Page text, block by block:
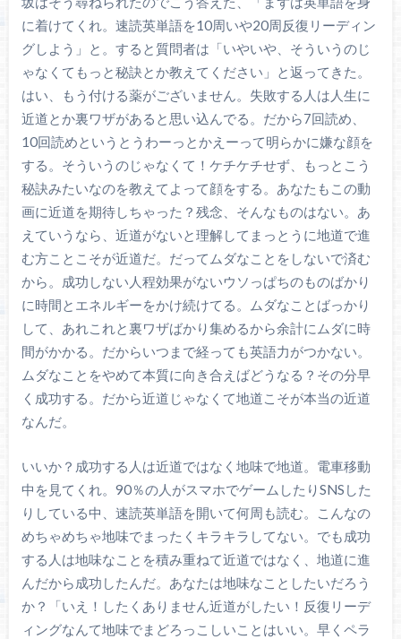
に着けてくれ。速読英単語を10周いや20周反復リーディン
グしよう」と。すると質問者は「いやいや、そういうのじ
ゃなくてもっと秘訣とか教えてください」と返ってきた。
はい、もう付ける薬がございません。失敗する人は人生に
近道とか裏ワザがあると思い込んでる。だから7回読め、
10回読めというとうわーっとかえーって明らかに嫌な顔を
する。そういうのじゃなくて！ケチケチせず、もっとこう
秘訣みたいなのを教えてよって顔をする。あなたもこの動
画に近道を期待しちゃった？残念、そんなものはない。あ
えていうなら、近道がないと理解してまっとうに地道で進
む方ことこそが近道だ。だってムダなことをしないで済む
から。成功しない人程効果がないウソっぱちのものばかり
に時間とエネルギーをかけ続けてる。ムダなことばっかり
して、あれこれと裏ワザばかり集めるから余計にムダに時
間がかかる。だからいつまで経っても英語力がつかない。
ムダなことをやめて本質に向き合えばどうなる？その分早
く成功する。だから近道じゃなくて地道こそが本当の近道
なんだ。
いいか？成功する人は近道ではなく地味で地道。電車移動
中を見てくれ。90％の人がスマホでゲームしたりSNSした
りしている中、速読英単語を開いて何周も読む。こんなの
めちゃめちゃ地味でまったくキラキラしてない。でも成功
する人は地味なことを積み重ねて近道ではなく、地道に進
んだから成功したんだ。あなたは地味なことしたいだろう
か？「いえ！したくありません近道がしたい！反復リーデ
ィングなんて地味でまどろっこしいことはいい。早くペラ